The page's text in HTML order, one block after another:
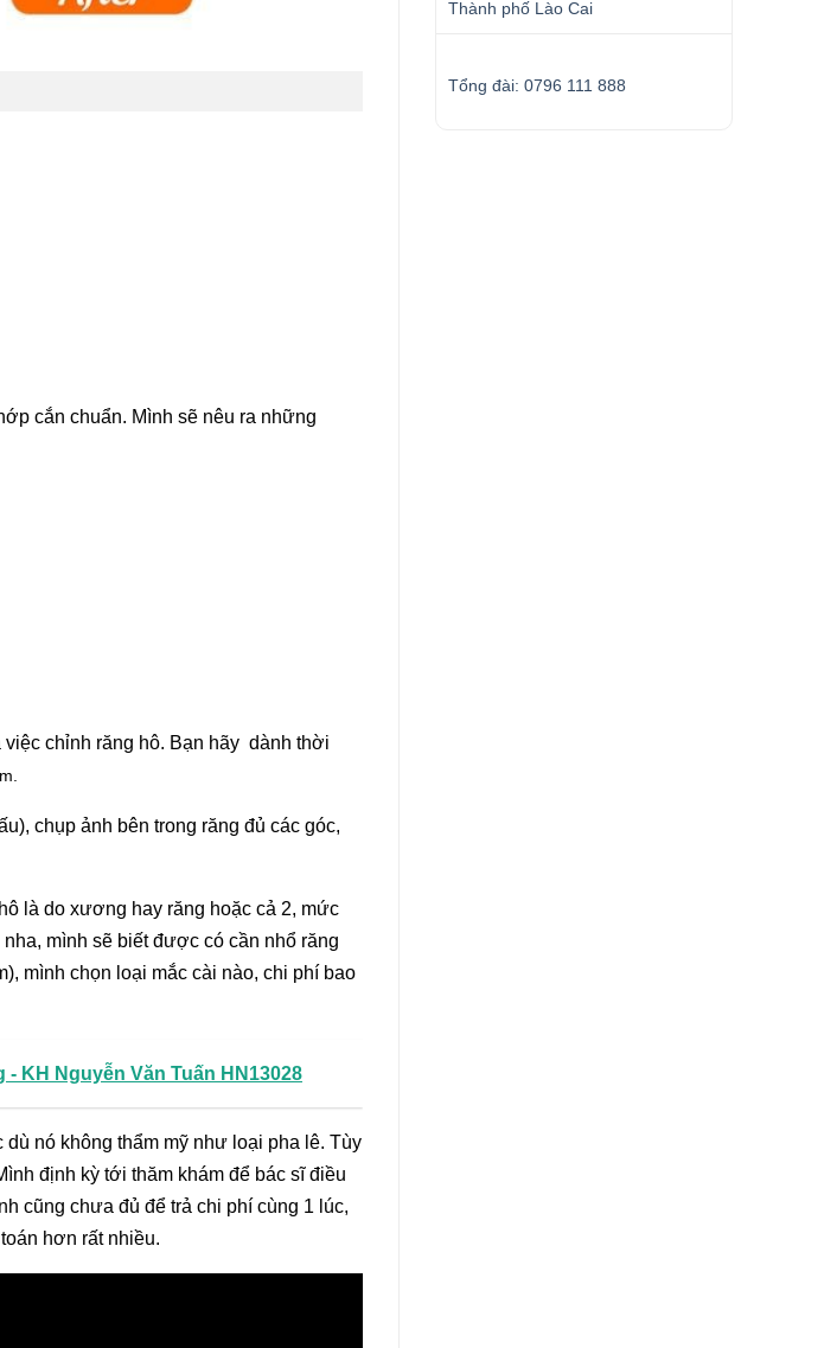
cắn chuẩn. Mình sẽ nêu ra những
chỉnh răng hô. Bạn hãy dành thời
chụp ảnh bên trong răng đủ các góc,
là do xương hay răng hoặc cả 2, mức
mình sẽ biết được có cần nhổ răng
mình chọn loại mắc cài nào, chi phí bao
KH Nguyễn Văn Tuấn HN13028
nó không thẩm mỹ như loại pha lê. Tùy
định kỳ tới thăm khám để bác sĩ điều
cũng chưa đủ để trả chi phí cùng 1 lúc,
hơn rất nhiều.
Thành phố Lào Cai
Tổng đài: 0796 111 888